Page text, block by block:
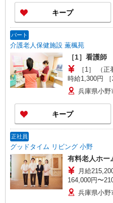
／回、深夜勤
円〜333,000円
キープ
パート
介護老人保健施設 薫楓苑
［1］看護師
［1］ （
時給1,300円
円 兵庫県小野
キープ
正社員
グッドタイム リビング 小野
有料老人ホー
月給215,200円〜
164,000円〜
改善加算1,000
（夜勤5回の場
兵庫県小野